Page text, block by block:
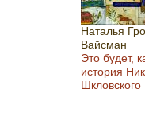
Наталья
Вайсман
Это будет,
история
Шкловского